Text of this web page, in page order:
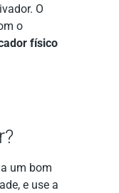
O
o
físico
um bom
e use a